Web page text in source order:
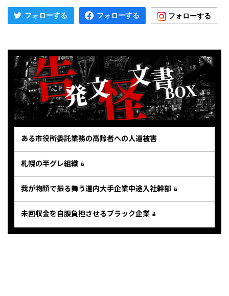
ある市役所委託業務の高齢者への人道被害
札幌の半グレ組織
我が物顔で振る舞う道内大手企業中途入社幹部
未回収金を自腹負担させるブラック企業